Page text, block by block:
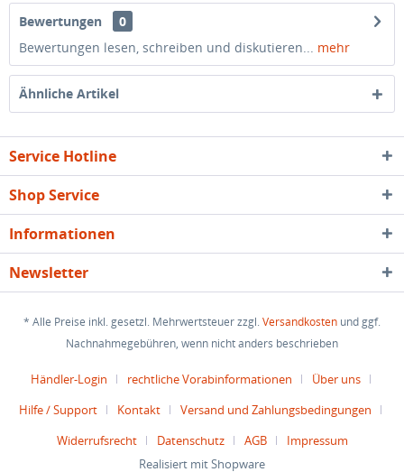
Bewertungen
0
Bewertungen lesen, schreiben und diskutieren... mehr
Ähnliche Artikel
Service Hotline
Shop Service
Informationen
Newsletter
* Alle Preise inkl. gesetzl. Mehrwertsteuer zzgl.Versandkosten und ggf.
Nachnahmegebühren, wenn nicht anders beschrieben
Händler-Login rechtliche Vorabinformationen
Über uns
Hilfe / Support
Kontakt
Versand und Zahlungsbedingungen
Widerrufsrecht
Datenschutz AGB
Impressum
Realisiert mit Shopware